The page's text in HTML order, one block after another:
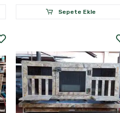
Sepete Ekle